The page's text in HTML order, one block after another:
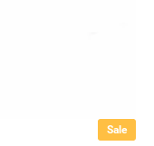
Sale